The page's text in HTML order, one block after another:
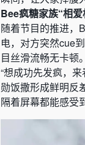
Bee疯糖家族“相
随着节目的推进，
电，对方突然cue
目丝滑流畅无卡顿
“想成功先发疯，
勋饭撒形成鲜明反
隔着屏幕都能感受